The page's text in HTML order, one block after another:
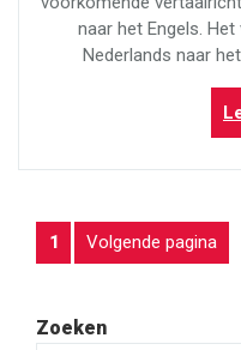
naar het Engels.
Nederlands naar
BERICHTEN
Pagina
1 Volgende pagina
Zoeken